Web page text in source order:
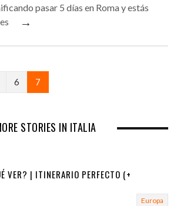
pasar 5 días en Roma y estás
→
6 7
STORIES IN ITALIA
VER? | ITINERARIO PERFECTO (+
Europa